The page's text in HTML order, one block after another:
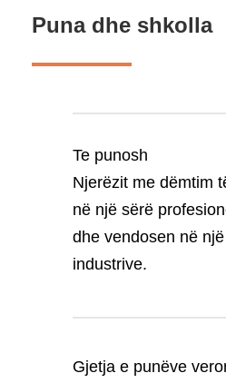
Puna dhe shkolla
Te punosh
Njerëzit me dëmtim
në një sërë
dhe vendosen në
industrive.
Gjetja e punëve